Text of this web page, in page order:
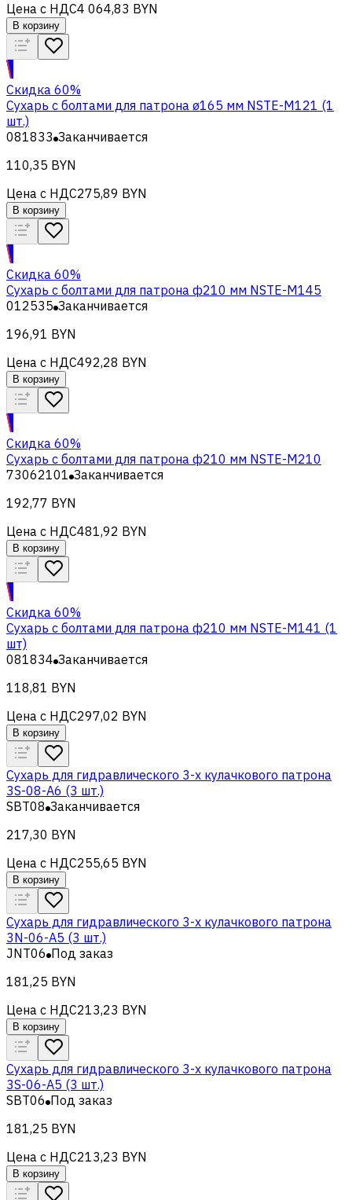
Цена с НДС4 064,83 BYN
В корзину
Скидка 60%
Сухарь с болтами для патрона ø165 мм NSTE-M121 (1
шт.)
081833 Заканчивается
110,35 BYN
Цена с НДС275,89 BYN
В корзину
Скидка 60%
Сухарь с болтами для патрона ф210 мм NSTE-M145
012535 Заканчивается
196,91 BYN
Цена с НДС492,28 BYN
В корзину
Скидка 60%
Сухарь с болтами для патрона ф210 мм NSTE-M210
73062101 Заканчивается
192,77 BYN
Цена с НДС481,92 BYN
В корзину
Скидка 60%
Сухарь с болтами для патрона ф210 мм NSTE-M141 (1
шт)
081834 Заканчивается
118,81 BYN
Цена с НДС297,02 BYN
В корзину
Сухарь для гидравлического 3-х кулачкового патрона
3S-08-A6 (3 шт.)
SBT08 Заканчивается
217,30 BYN
Цена с НДС255,65 BYN
В корзину
Сухарь для гидравлического 3-х кулачкового патрона
3N-06-A5 (3 шт.)
JNT06 Под заказ
181,25 BYN
Цена с НДС213,23 BYN
В корзину
Сухарь для гидравлического 3-х кулачкового патрона
3S-06-A5 (3 шт.)
SBT06 Под заказ
181,25 BYN
Цена с НДС213,23 BYN
В корзину